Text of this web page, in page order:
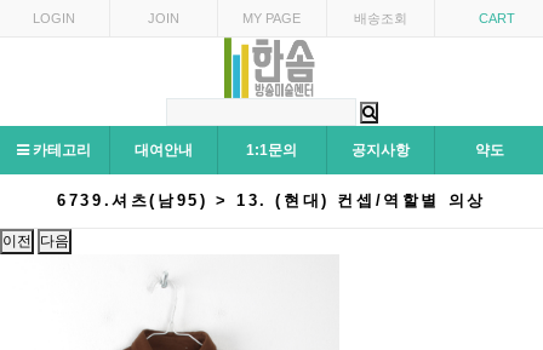
LOGIN JOIN MY PAGE 배송조회 CART
카테고리 대여안내 1:1문의 공지사항 약도
6739.셔츠(남95) > 13. (현대) 컨셉/역할별 의상
이전 다음